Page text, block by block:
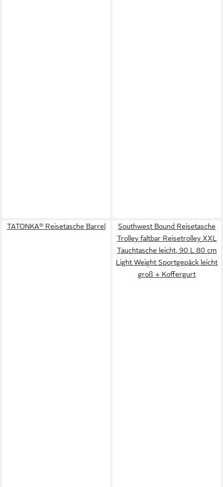
TATONKA® Reisetasche Barrel
Southwest Bound Reisetasche
Trolley faltbar Reisetrolley XXL
Tauchtasche leicht, 90 L 80 cm
Light Weight Sportgepäck leicht
groß + Koffergurt